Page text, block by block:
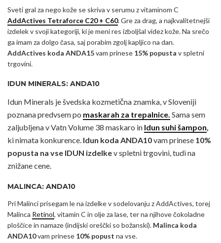
Sveti gral za nego kože se skriva v serumu z vitaminom C
AddActives Tetraforce C20 + C60. Gre za drag, a najkvalitetnejši
izdelek v svoji kategoriji, ki je meni res izboljšal videz kože. Na srečo
ga imam za dolgo časa, saj porabim zgolj kapljico na dan.
AddActives koda ANDA15vam prinese 15% popusta v spletni
trgovini.
IDUN MINERALS: ANDA10
Idun Minerals je švedska kozmetična znamka, v Sloveniji
poznana predvsem po maskarah za trepalnice. Sama sem
zaljubljena v Vatn Volume 38 maskaro in Idun suhi šampon,
ki nimata konkurence. Idun koda ANDA10vam prinese 10%
popusta na vse IDUN izdelkev spletni trgovini, tudi na
znižane cene.
MALINCA: ANDA10
Pri Malinci prisegam le na izdelke v sodelovanju z AddActives, torej
Malinca Retinol, vitamin C in olje za lase, ter na njihove čokoladne
ploščice in namaze (indijski oreščki so božanski). Malinca koda
ANDA10vam prinese 10% popust na vse.